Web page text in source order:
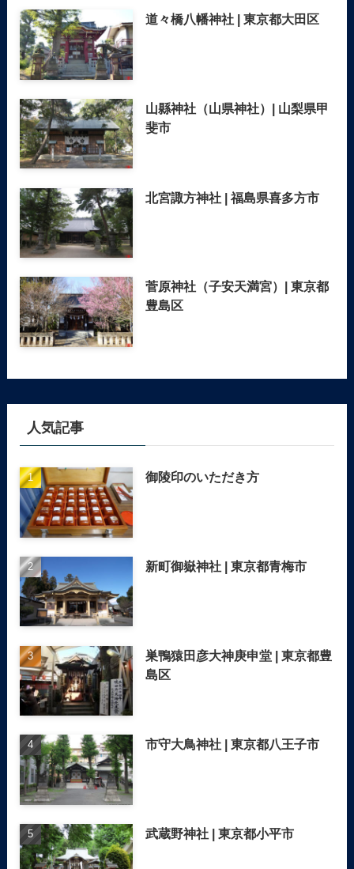
道々橋八幡神社 | 東京都大田区
山縣神社（山県神社）| 山梨県甲
斐市
北宮諏方神社 | 福島県喜多方市
菅原神社（子安天満宮）| 東京都
豊島区
人気記事
御陵印のいただき方
新町御嶽神社 | 東京都青梅市
巣鴨猿田彦大神庚申堂 | 東京都豊
島区
市守大鳥神社 | 東京都八王子市
武蔵野神社 | 東京都小平市